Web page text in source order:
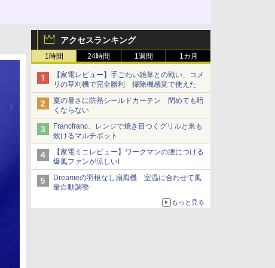
アクセスランキング
1時間 24時間 1週間 1カ月
【家電レビュー】手ごわい雑草との戦い、コメ
リの草刈機で完全勝利 掃除機感覚で使えた
夏の暑さに防熱シールドカーテン 閉めても暗
くならない
Francfranc、レンジで焼き目つくグリルと米も
炊けるマルチポット
【家電ミニレビュー】ワークマンの腰につける
爆風ファンが涼しい!
Dreameの羽根なし扇風機 室温に合わせて風
量自動調整
もっと見る